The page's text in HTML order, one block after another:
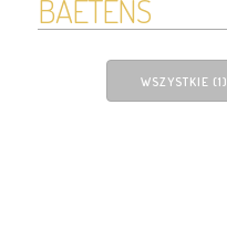
BAETENS
WSZYSTKIE (1)